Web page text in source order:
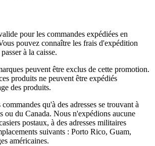
pour les commandes expédiées en
pouvez connaître les frais d'expédition
à la caisse.
peuvent être exclus de cette promotion.
produits ne peuvent être expédiés
des produits.
qu'à des adresses se trouvant à
ou du Canada. Nous n'expédions aucune
postaux, à des adresses militaires
suivants : Porto Rico, Guam,
américaines.